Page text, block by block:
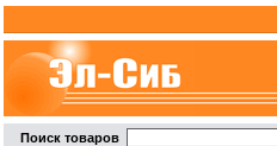
Поиск товаров